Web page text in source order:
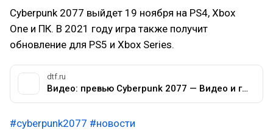
Cyberpunk 2077 выйдет 19 ноября на PS4, Xbox
One и ПК. В 2021 году игра также получит
обновление для PS5 и Xbox Series.
dtf.ru
Видео: превью Cyberpunk 2077 — Видео и гифки на DTF
#cyberpunk2077 #новости